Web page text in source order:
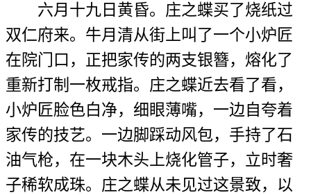
六月十九日黄昏。庄之蝶买了烧纸过
双仁府来。牛月清从街上叫了一个小炉匠
在院门口，正把家传的两支银簪，熔化了
重新打制一枚戒指。庄之蝶近去看了看，
小炉匠脸色白净，细眼薄嘴，一边自夸着
家传的技艺。一边脚踩动风包，手持了石
油气枪，在一块木头上烧化管子，立时奢
子稀软成珠。庄之蝶从未见过这景致，以